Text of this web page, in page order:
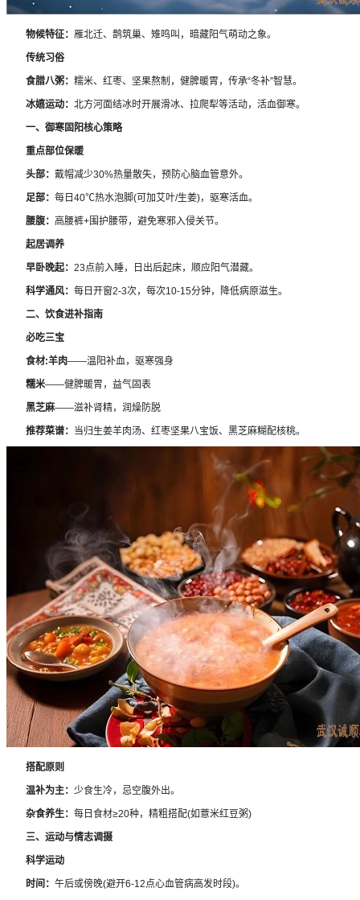
物候特征： 雁北迁、鹊筑巢、雉鸣叫，暗藏阳气萌动之象。
传统习俗
食腊八粥： 糯米、红枣、坚果熬制，健脾暖胃，传承“冬补”智慧。
冰嬉运动： 北方河面结冰时开展滑冰、拉爬犁等活动，活血御寒。
一、御寒固阳核心策略
重点部位保暖
头部： 戴帽减少30%热量散失，预防心脑血管意外。
足部： 每日40℃热水泡脚(可加艾叶/生姜)，驱寒活血。
腰腹： 高腰裤+围护腰带，避免寒邪入侵关节。
起居调养
早卧晚起： 23点前入睡，日出后起床，顺应阳气潜藏。
科学通风： 每日开窗2-3次，每次10-15分钟，降低病原滋生。
二、饮食进补指南
必吃三宝
食材:羊肉——温阳补血，驱寒强身
糯米——健脾暖胃，益气固表
黑芝麻——滋补肾精，润燥防脱
推荐菜谱： 当归生姜羊肉汤、红枣坚果八宝饭、黑芝麻糊配核桃。
搭配原则
温补为主： 少食生冷，忌空腹外出。
杂食养生： 每日食材≥20种，精粗搭配(如薏米红豆粥)
三、运动与情志调摄
科学运动
时间： 午后或傍晚(避开6-12点心血管病高发时段)。